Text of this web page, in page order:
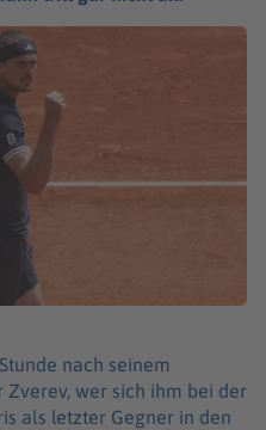
nach seinem
Zverev, wer sich ihm bei der
als letzter Gegner in den